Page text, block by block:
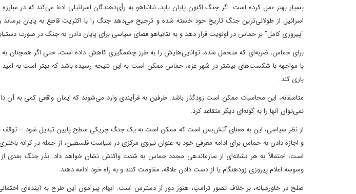
بسیار بهتر عمل کرده است. اگر جنگ اکنون پایان یابد، نتانیاهو به رأی‌دهندگان اسرائیلی ادعا می‌کند که در
اسرائیل از طولانی‌ترین جنگ تاریخ خود خسته شده و ترجیح می‌دهد جنگ را با اکثریت قاطع به پایان برساند
"پیروزی کامل" بر حماس در اولویت قرار دهد و به نتانیاهو فضای سیاسی برای پایان دادن به جنگ در صورت
برای حماس، ضربه‌ای که متحمل شده، توانایی‌هایش را به طرز چشمگیری کاهش داده است، حتی اگر همچنان به
با مواجهه با شکست‌های بیشتر در شهر غزه، حماس ممکن است به این نتیجه رسیده باشد که بهتر است به
بازی کند.
متاسفانه، این محاسبات ممکن است زودگذر باشد. طرفین به فرآیندی وارد می‌شوند که ایمان واقعی کمی به آن
نمی‌توان آنها را به گونه‌ای دیگر متقاعد کرد.
از نظر سیاسی، این به معنای آتش‌بس است که ممکن است به یک جنگ چریکی سطح پایین تبدیل شود – توقف
است، احتمالاً به هر نشانه‌ای از سازماندهی مجدد حماس به شدت واکنش نشان خواهد داد. بذر جنگ بعدی از
وسوسه اعلام پیروزی زودهنگام یا از دست دادن علاقه، مقاومت کنند و به راه خود ادامه دهند.
صلح در خاورمیانه، بر خلاف تصور ترامپ، هنوز دور از دسترس است. ابهام پیرامون این طرح به آینده‌ای